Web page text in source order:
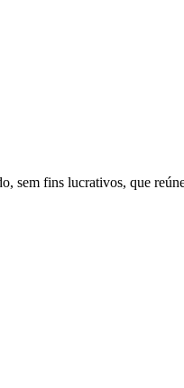
fins lucrativos, que